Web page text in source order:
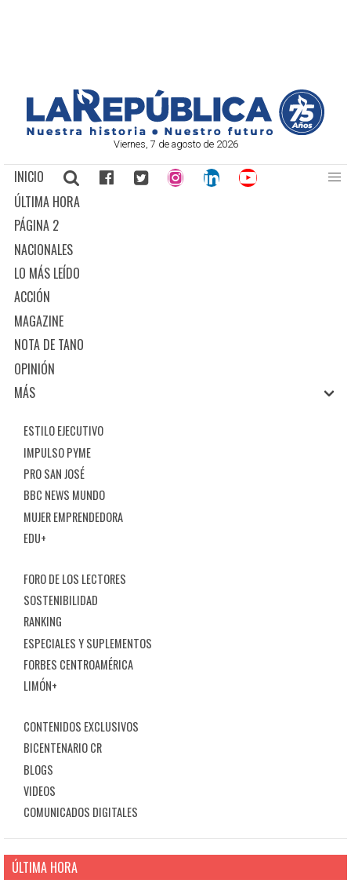
Viernes, 7 de agosto de 2026
INICIO
ÚLTIMA HORA
PÁGINA 2
NACIONALES
LO MÁS LEÍDO
ACCIÓN
MAGAZINE
NOTA DE TANO
OPINIÓN
MÁS
ESTILO EJECUTIVO
IMPULSO PYME
PRO SAN JOSÉ
BBC NEWS MUNDO
MUJER EMPRENDEDORA
EDU+
FORO DE LOS LECTORES
SOSTENIBILIDAD
RANKING
ESPECIALES Y SUPLEMENTOS
FORBES CENTROAMÉRICA
LIMÓN+
CONTENIDOS EXCLUSIVOS
BICENTENARIO CR
BLOGS
VIDEOS
COMUNICADOS DIGITALES
ÚLTIMA HORA